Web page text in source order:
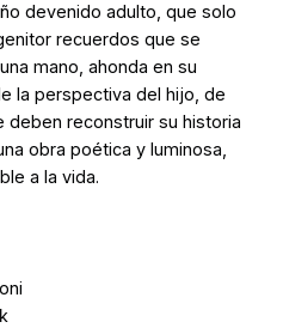
devenido adulto, que solo
recuerdos que se
mano, ahonda en su
la perspectiva del hijo, de
deben reconstruir su historia
obra poética y luminosa,
a la vida.